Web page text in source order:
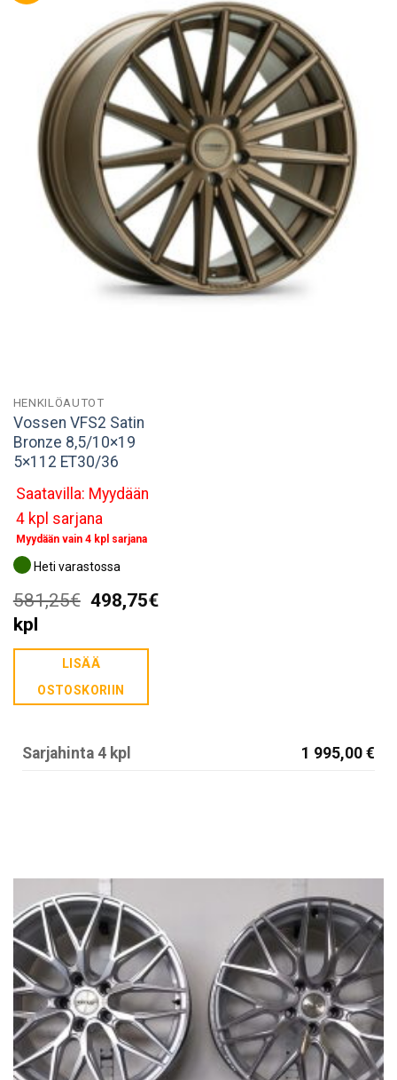
HENKILÖAUTOT
Vossen VFS2 Satin
Bronze 8,5/10×19
5×112 ET30/36
Saatavilla: Myydään
4 kpl sarjana
Myydään vain 4 kpl sarjana
Heti varastossa
581,25€ Alkuperäinen
oli:
581,25€.
498,75€Nykyinen
kpl
LISÄÄ
OSTOSKORIIN
Sarjahinta 4 kpl 1 995,00 €